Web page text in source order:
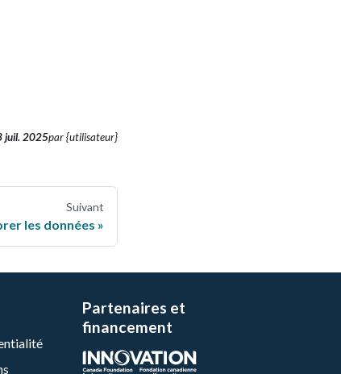
juil. 2025par {utilisateur}
Suivant
les données
Partenaires et
financement